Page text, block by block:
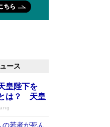
ース
皇陛下を
とは？ 天皇
若者が死ん